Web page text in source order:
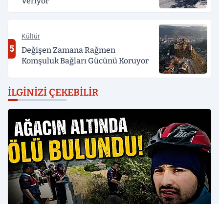
5
Kültür
Değişen Zamana Rağmen
Komşuluk Bağları Gücünü Koruyor
İLGINIZI ÇEKEBILIR